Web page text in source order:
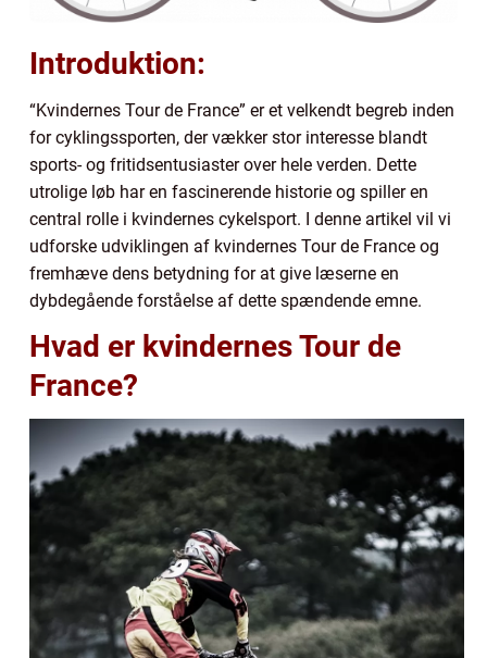
Introduktion:
“Kvindernes Tour de France” er et velkendt begreb inden
for cyklingssporten, der vækker stor interesse blandt
sports- og fritidsentusiaster over hele verden. Dette
utrolige løb har en fascinerende historie og spiller en
central rolle i kvindernes cykelsport. I denne artikel vil vi
udforske udviklingen af kvindernes Tour de France og
fremhæve dens betydning for at give læserne en
dybdegående forståelse af dette spændende emne.
Hvad er kvindernes Tour de
France?